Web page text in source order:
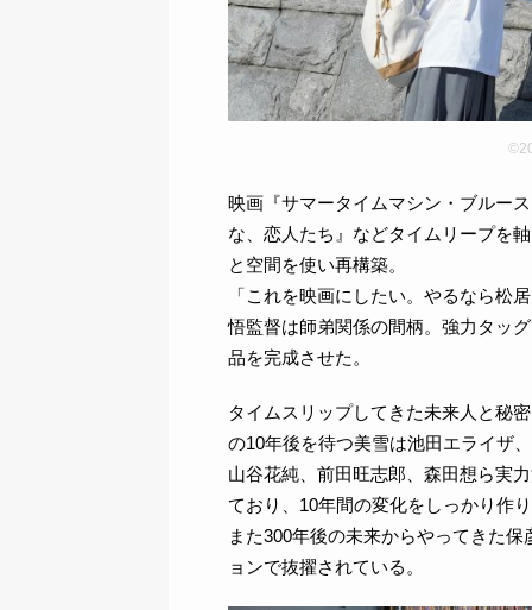
映画『サマータイムマシン・ブルー
な、恋人たち』などタイムリープを
と空間を使い再構築。
「これを映画にしたい。やるなら松
悟監督は師弟関係の間柄。強力タッ
品を完成させた。
タイムスリップしてきた未来人と秘
の10年後を待つ美雪は池田エライザ
山谷花純、前田旺志郎、森田想ら実
ており、10年間の変化をしっかり作
また300年後の未来からやってきた
ョンで抜擢されている。